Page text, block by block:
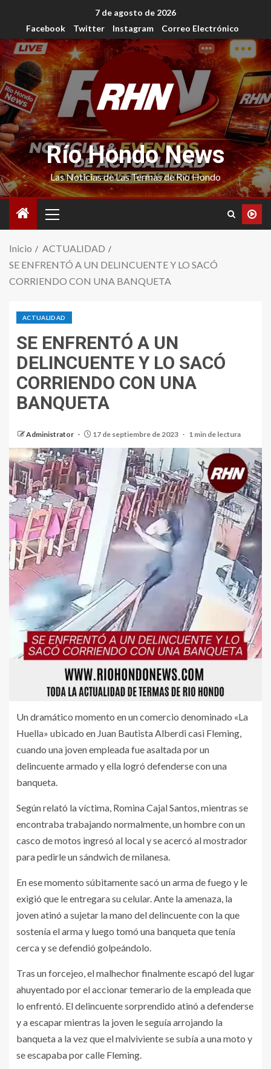
7 de agosto de 2026
Facebook
Twitter Instagram Correo Electrónico
Río Hondo News
Las Noticias de Las Termas de Río Hondo
Inicio
ACTUALIDAD
SE ENFRENTÓ A UN DELINCUENTE Y LO SACÓ
CORRIENDO CON UNA BANQUETA
ACTUALIDAD
SE ENFRENTÓ A UN
DELINCUENTE Y LO SACÓ
CORRIENDO CON UNA
BANQUETA
Administrator 17 de septiembre de 2023 1 min de lectura
Un dramático momento en un comercio denominado «La
Huella» ubicado en Juan Bautista Alberdi casi Fleming,
cuando una joven empleada fue asaltada por un
delincuente armado y ella logró defenderse con una
banqueta.
Según relató la víctima, Romina Cajal Santos, mientras se
encontraba trabajando normalmente, un hombre con un
casco de motos ingresó al local y se acercó al mostrador
para pedirle un sándwich de milanesa.
En ese momento súbitamente sacó un arma de fuego y le
exigió que le entregara su celular. Ante la amenaza, la
joven atinó a sujetar la mano del delincuente con la que
sostenía el arma y luego tomó una banqueta que tenía
cerca y se defendió golpeándolo.
Tras un forcejeo, el malhechor finalmente escapó del lugar
ahuyentado por el accionar temerario de la empleada que
lo enfrentó. El delincuente sorprendido atinó a defenderse
y a escapar mientras la joven le seguía arrojando la
banqueta a la vez que el malviviente se subía a una moto y
se escapaba por calle Fleming.